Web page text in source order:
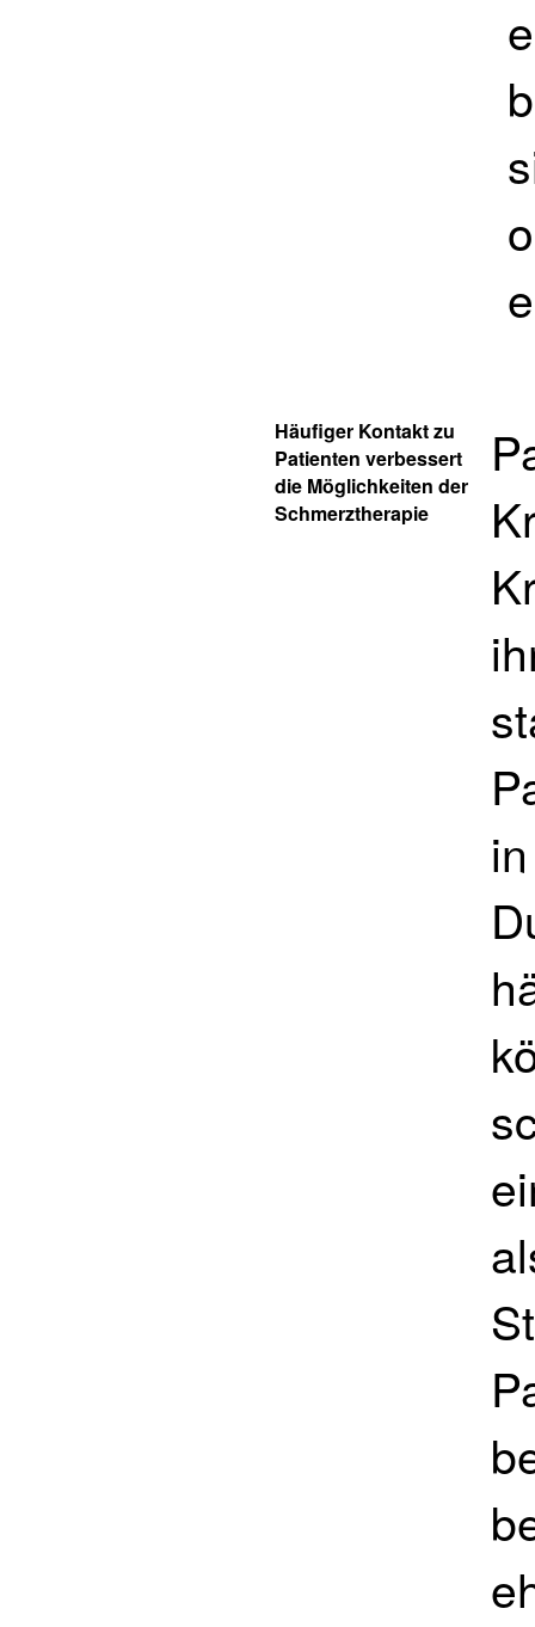
Häufiger Kontakt zu
Patienten verbessert
die Möglichkeiten der
Schmerztherapie